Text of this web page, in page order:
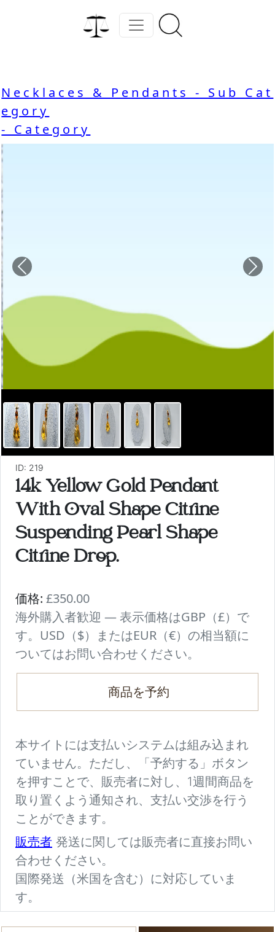
Necklaces & Pendants - Sub Cat
egory
- Category
Previous
ID: 219
14k Yellow Gold Pendant
With Oval Shape Citrine
Suspending Pearl Shape
Citrine Drop.
価格: £350.00
海外購入者歓迎 — 表示価格はGBP（£）で
す。USD（$）またはEUR（€）の相当額に
ついてはお問い合わせください。
商品を予約
本サイトには支払いシステムは組み込まれ
ていません。ただし、「予約する」ボタン
を押すことで、販売者に対し、1週間商品を
取り置くよう通知され、支払い交渉を行う
ことができます。
販売者 発送に関しては販売者に直接お問い
合わせください。
国際発送（米国を含む）に対応していま
す。